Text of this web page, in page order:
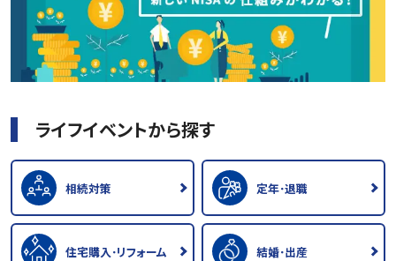
ライフイベントから探す
相続対策 定年･退職
住宅購入･リフォーム 結婚･出産